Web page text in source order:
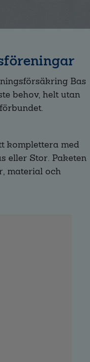
Bas
behov, helt utan
komplettera med
eller Stor. Paketen
material och